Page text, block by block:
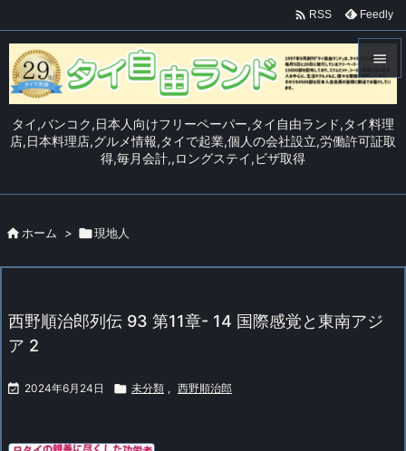
タイ,バンコク,日本人向けフリーペーパー,タイ自由ランド,タイ料理
店,日本料理店,グルメ情報,タイで起業,個人の会社設立,労働許可証取
得,毎月会計,,ロングステイ,ビザ取得

メニュ


 RSS Feedly
 ホーム > 現地人
西野順治郎列伝 93 第11章- 14 国際感覚と東南アジ
ア 2
 2024年6月24日  未分類 , 西野順治郎